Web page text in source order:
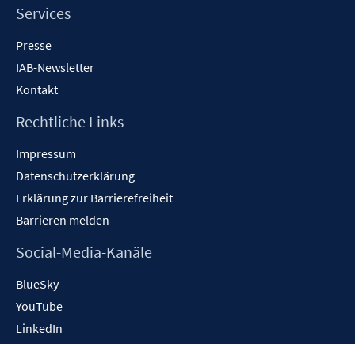
Services
Presse
IAB-Newsletter
Kontakt
Rechtliche Links
Impressum
Datenschutzerklärung
Erklärung zur Barrierefreiheit
Barrieren melden
Social-Media-Kanäle
BlueSky
YouTube
LinkedIn